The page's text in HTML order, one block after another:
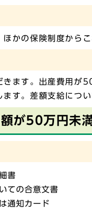
かの保険制度から
きます。出産費用
す。差額支給につ
が50万円未
書
ての合意文書
通知カード